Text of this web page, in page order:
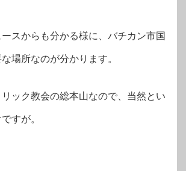
スからも分かる様に、バチカン市国
場所なのが分かります。
ック教会の総本山なので、当然とい
すが。